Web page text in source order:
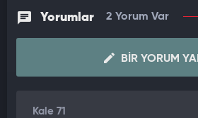
Yorumlar 2 Yorum Var
BIR YORUM
Kale 71